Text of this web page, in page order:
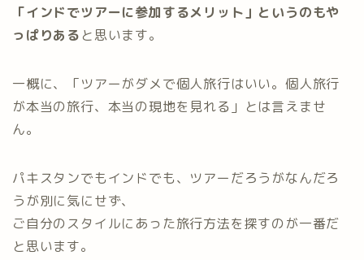
「インドでツアーに参加するメリット」というのもや
っぱりある と思います。
一概に、「ツアーがダメで個人旅行はいい。個人旅行
が本当の旅行、本当の現地を見れる」とは言えませ
ん。
パキスタンでもインドでも、ツアーだろうがなんだろ
うが別に気にせず、
ご自分のスタイルにあった旅行方法を探すのが一番だ
と思います。